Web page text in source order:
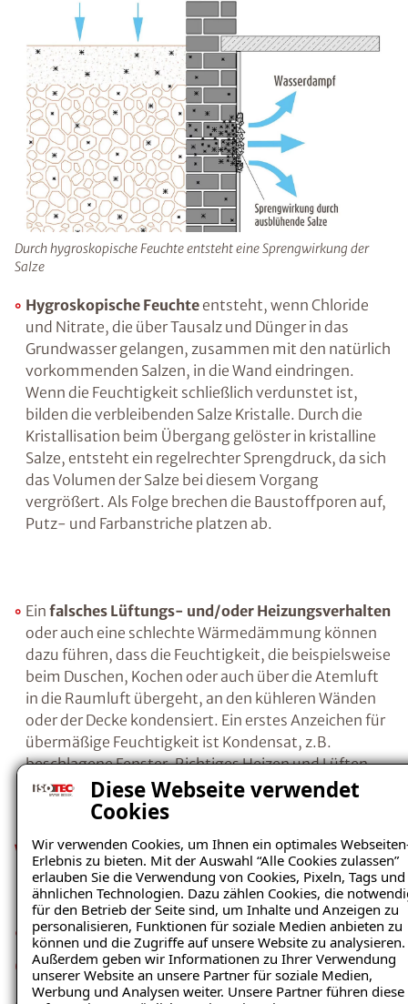
Diese Webseite verwendet
Cookies
Wir verwenden Cookies, um Ihnen ein optimales
Erlebnis zu bieten. Mit der Auswahl “Alle Cookies zulassen”
erlauben Sie die Verwendung von Cookies, Pixeln, Tags und
ähnlichen Technologien. Dazu zählen Cookies, die
für den Betrieb der Seite sind, um Inhalte und Anzeigen zu
personalisieren, Funktionen für soziale Medien anbieten zu
können und die Zugriffe auf unsere Website zu analysieren.
Außerdem geben wir Informationen zu Ihrer Verwendung
unserer Website an unsere Partner für soziale Medien,
Werbung und Analysen weiter. Unsere Partner führen diese
Wasserschädentreten meist unerwartet auf,
erfordern jedoch ein schnelles Handeln, um
langfristige Feuchtigkeitsschäden am Haus
rechtzeitig zu verhindern. Auslöser für einen
solchen Wasserschaden können sowohl
Rohrbrüche als auch defekte Haushaltsgeräte
wie z.B. eine übergelaufene Waschmaschine
im darüber liegenden Stockwerk sein.
Durch hygroskopische Feuchte entsteht eine Sprengwirkung
der Salze
Hygroskopische Feuchteentsteht, wenn
Salzen, in die Wand eindringen. Wenn die
Feuchtigkeit schließlich verdunstet ist, bilden
die verbleibenden Salze Kristalle.Durch die
Kristallisation beim Übergang gelöster in
kristalline Salze, entsteht ein regelrechter
Sprengdruck, da sich das Volumen der Salze
bei diesem Vorgang vergrößert. Als Folge
brechen die Baustoffporen auf, Putz- und
Farbanstriche platzen ab.
Einfalsches Lüftungs- und/oder
Heizungsverhaltenoder auch eine schlechte
Wärmedämmung können dazu führen, dass
die Feuchtigkeit, die beispielsweise beim
Duschen, Kochen oder auch über die Atemluft
in die Raumluft übergeht, an den kühleren
Ratgeber „Sofort-Tipps gegen
Feuchtigkeit“
– jetzt kostenlos
herunterladen!
Kostenlosen Ratgeber anfordern
Voraussetzung für den Erhalt des kostenfreien
Ratgebers ist die Anmeldung zu unserem Newsletter.